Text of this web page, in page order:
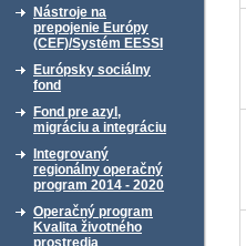
Nástroje na
prepojenie Európy
(CEF)/Systém EESSI
Európsky sociálny
fond
Fond pre azyl,
migráciu a integráciu
Integrovaný
regionálny operačný
program 2014 - 2020
Operačný program
Kvalita životného
prostredia